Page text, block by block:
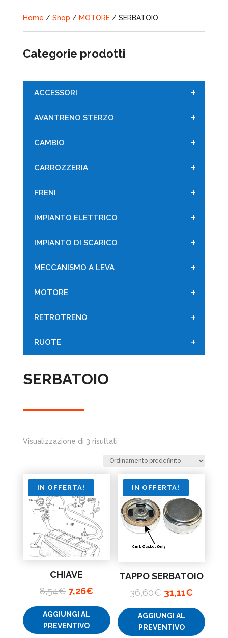
Home / Shop / MOTORE/ SERBATOIO
Categorie prodotti
+
ACCESSORI
+
AVANTRENO STERZO
+
CAMBIO
+
CARROZZERIA
+
FRENI
+
IMPIANTO ELETTRICO
+
IMPIANTO DI SCARICO
+
MECCANISMO A LEVA
+
MOTORE
+
RETROTRENO
+
RUOTE
SERBATOIO
Visualizzazione di 3 risultati
IN OFFERTA!
CHIAVE
8,54€ Il
originale
era:
7,26€Il
attuale
AGGIUNGI AL
PREVENTIVO
IN OFFERTA!
TAPPO SERBATOIO
36,60€ Il
prezzo
originale
era:
31,11€Il
prezzo
attuale
è:
AGGIUNGI AL
PREVENTIVO